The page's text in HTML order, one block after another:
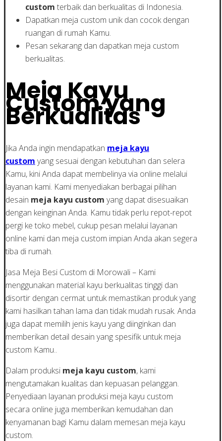
custom terbaik dan berkualitas di Indonesia.
Dapatkan meja custom unik dan cocok dengan
ruangan di rumah Kamu.
Pesan sekarang dan dapatkan meja custom
berkualitas.
Meja Kayu
Custom yang
Berkualitas
Jika Anda ingin mendapatkan meja kayu
custom yang sesuai dengan kebutuhan dan selera
Kamu, kini Anda dapat membelinya via online melalui
layanan kami. Kami menyediakan berbagai pilihan
desain meja kayu custom yang dapat disesuaikan
dengan keinginan Anda. Kamu tidak perlu repot-repot
pergi ke toko mebel, cukup pesan melalui layanan
online kami dan meja custom impian Anda akan segera
tiba di rumah.
Jasa Meja Besi Custom di Morowali – Kami
menggunakan material kayu berkualitas tinggi dan
disortir dengan cermat untuk memastikan produk yang
kami hasilkan tahan lama dan tidak mudah rusak. Anda
juga dapat memilih jenis kayu yang diinginkan dan
memberikan detail desain yang spesifik untuk meja
custom Kamu..
Dalam produksi meja kayu custom, kami
mengutamakan kualitas dan kepuasan pelanggan.
Penyediaan layanan produksi meja kayu custom
secara online juga memberikan kemudahan dan
kenyamanan bagi Kamu dalam memesan meja kayu
custom.